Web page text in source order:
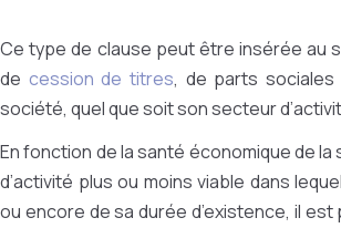
Ce type de clause peut être insérée au
de cession de titres, de parts sociales
société, quel que soit son secteur
En fonction de la santé économique de
d’activité plus ou moins viable dans
ou encore de sa durée d’existence, il